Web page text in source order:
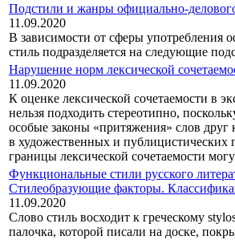
Подстили и жанры официально-
11.09.2020
В зависимости от сферы употребления
стиль под­разделяется на следующие
Нарушение норм лексической
11.09.2020
К оценке лексической сочетаемости в
нельзя под­ходить стереотипно,
особые законы «притяже­ния» слов друг
в художественных и публицистических
границы лексической сочетаемости
Функциональные стили русского
Стилеобразующие факторы.
11.09.2020
Слово стиль восходит к греческому
палочка, которой писали на доске,